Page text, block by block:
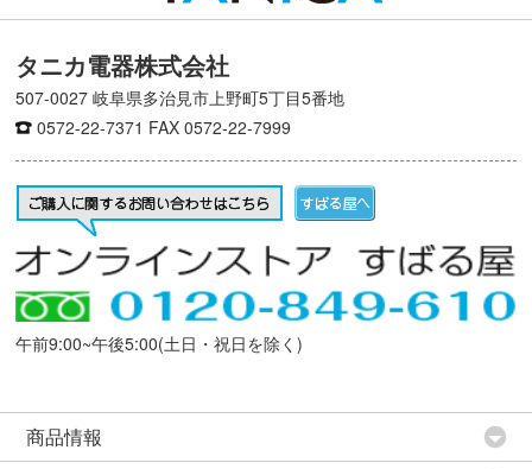
タニカ電器株式会社
507-0027 岐阜県多治見市上野町5丁目5番地
0572-22-7371 FAX 0572-22-7999
午前9:00~午後5:00(土日・祝日を除く)
商品情報